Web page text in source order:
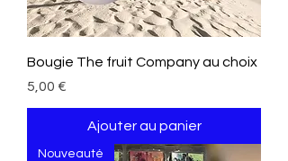
Bougie The fruit Company au choix
Prix
5,00 €
Ajouter au panier
Nouveauté